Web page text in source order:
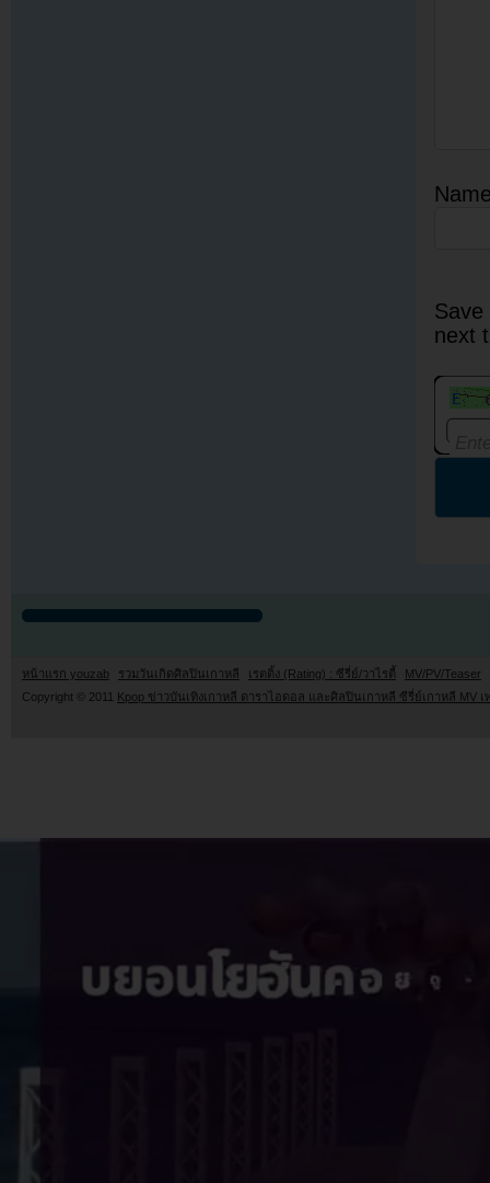
next
หน้าแรก youzab รวมวันเกิดศิลปินเกาหลี เรตติ้ง (Rating) : ซีรี่ย์/วาไรตี้
MV/PV/Teaser
Copyright © 2011 Kpop ข่าวบันเทิงเกาหลี ดาราไอดอล และศิลปินเกาหลี ซีรี่ย์เกาหลี MV